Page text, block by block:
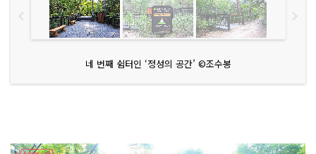
네 번째 쉼터인 ‘정성의 공간’ ©조수봉